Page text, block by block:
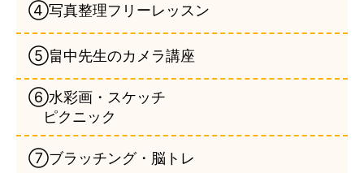
④写真整理フリーレッスン
⑤畠中先生のカメラ講座
⑥水彩画・スケッチ
ピクニック
⑦ブラッチング・脳トレ